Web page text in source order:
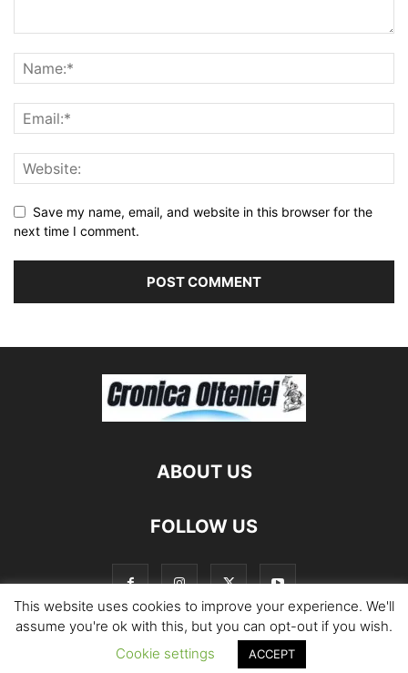
Save my name, email, and website in this browser for the
next time I comment.
ABOUT US
FOLLOW US
©
This website uses cookies to improve your experience. We'll
assume you're ok with this, but you can opt-out if you wish.
Cookie settings
ACCEPT